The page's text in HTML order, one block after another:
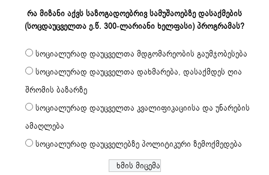
რა მიზანი აქვს საზოგადოებრივ სამუშაოებზე დასაქმების
(სოცდაუცველთა ე.წ. 300-ლარიანი ხელფასი) პროგრამას?
სოციალურად დაუცველთა მდგომარეობის გაუმჯობესება
სოციალურად დაუცველთა დახმარება, დასაქმდეს ღია
შრომის ბაზარზე
სოციალურად დაუცველთა კვალიფიკაციისა და უნარების
ამაღლება
სოციალურად დაუცველებზე პოლიტიკური ზემოქმედება